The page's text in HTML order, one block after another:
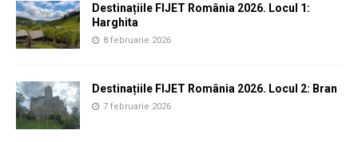
Destinațiile FIJET România 2026. Locul 1:
Harghita
8 februarie 2026
Destinațiile FIJET România 2026. Locul 2: Bran
7 februarie 2026